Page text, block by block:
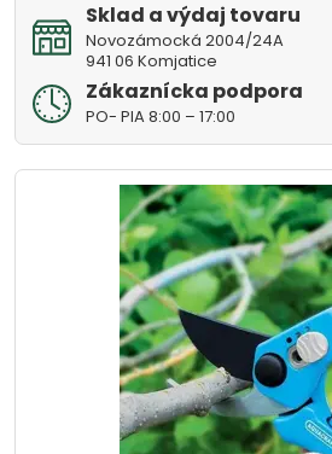
Sklad a výdaj tovaru
Novozámocká 2004/24A
941 06 Komjatice
Zákaznícka podpora
PO- PIA 8:00 – 17:00